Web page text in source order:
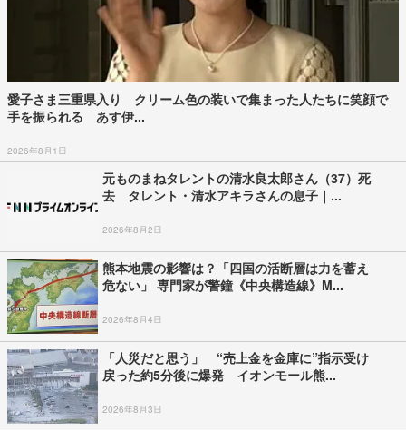
愛子さま三重県入り クリーム色の装いで集まった人たちに笑顔で
手を振られる あす伊...
2026年8月1日
元ものまねタレントの清水良太郎さん（37）死
去 タレント・清水アキラさんの息子｜...
2026年8月2日
熊本地震の影響は？「四国の活断層は力を蓄え
危ない」 専門家が警鐘《中央構造線》M...
2026年8月4日
「人災だと思う」 “売上金を金庫に”指示受け
戻った約5分後に爆発 イオンモール熊...
2026年8月3日